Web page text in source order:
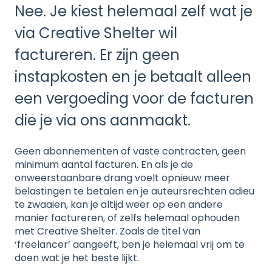
Nee. Je kiest helemaal zelf wat je
via Creative Shelter wil
factureren. Er zijn geen
instapkosten en je betaalt alleen
een vergoeding voor de facturen
die je via ons aanmaakt.
Geen abonnementen of vaste contracten, geen
minimum aantal facturen. En als je de
onweerstaanbare drang voelt opnieuw meer
belastingen te betalen en je auteursrechten adieu
te zwaaien, kan je altijd weer op een andere
manier factureren, of zelfs helemaal ophouden
met Creative Shelter. Zoals de titel van
‘freelancer’ aangeeft, ben je helemaal vrij om te
doen wat je het beste lijkt.